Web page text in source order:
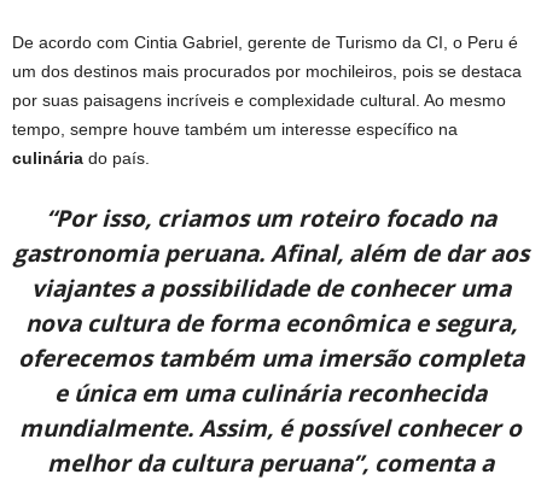
De acordo com Cintia Gabriel, gerente de Turismo da CI, o Peru é
um dos destinos mais procurados por mochileiros, pois se destaca
por suas paisagens incríveis e complexidade cultural. Ao mesmo
tempo, sempre houve também um interesse específico na
culinária do país.
“Por isso, criamos um roteiro focado na
gastronomia peruana. Afinal, além de dar aos
viajantes a possibilidade de conhecer uma
nova cultura de forma econômica e segura,
oferecemos também uma imersão completa
e única em uma culinária reconhecida
mundialmente. Assim, é possível conhecer o
melhor da cultura peruana”, comenta a